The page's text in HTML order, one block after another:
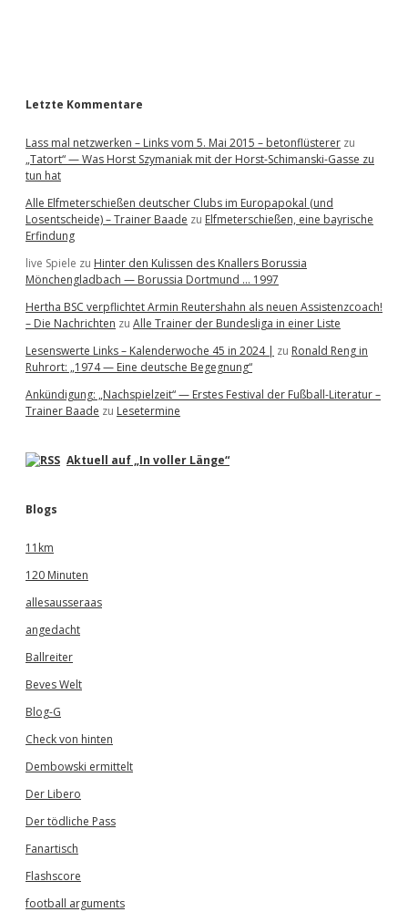
Letzte Kommentare
Lass mal netzwerken – Links vom 5. Mai 2015 – betonflüsterer zu
„Tatort“ — Was Horst Szymaniak mit der Horst-Schimanski-Gasse zu
tun hat
Alle Elfmeterschießen deutscher Clubs im Europapokal (und
Losentscheide) – Trainer Baade zu Elfmeterschießen, eine bayrische
Erfindung
live Spiele zu Hinter den Kulissen des Knallers Borussia
Mönchengladbach — Borussia Dortmund … 1997
Hertha BSC verpflichtet Armin Reutershahn als neuen Assistenzcoach!
– Die Nachrichten zu Alle Trainer der Bundesliga in einer Liste
Lesenswerte Links – Kalenderwoche 45 in 2024 | zu Ronald Reng in
Ruhrort: „1974 — Eine deutsche Begegnung“
Ankündigung: „Nachspielzeit“ — Erstes Festival der Fußball-Literatur –
Trainer Baade zu Lesetermine
Aktuell auf „In voller Länge“
Blogs
11km
120 Minuten
allesausseraas
angedacht
Ballreiter
Beves Welt
Blog-G
Check von hinten
Dembowski ermittelt
Der Libero
Der tödliche Pass
Fanartisch
Flashscore
football arguments